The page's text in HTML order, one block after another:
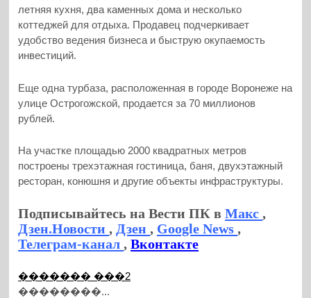
летняя кухня, два каменных дома и несколько
коттеджей для отдыха. Продавец подчеркивает
удобство ведения бизнеса и быструю окупаемость
инвестиций.
Еще одна турбаза, расположенная в городе Воронеже на
улице Острогожской, продается за 70 миллионов
рублей.
На участке площадью 2000 квадратных метров
построены трехэтажная гостиница, баня, двухэтажный
ресторан, конюшня и другие объекты инфраструктуры.
Подписывайтесь на Вести ПК вМакс,
Дзен.Новости,Дзен, Google News,
Телеграм-канал,Вконтакте
������� ���2
��������...